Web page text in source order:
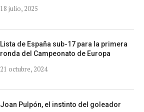
18 julio, 2025
Lista de España sub-17 para la primera
ronda del Campeonato de Europa
21 octubre, 2024
Joan Pulpón, el instinto del goleador